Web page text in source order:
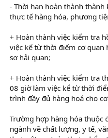
- Thời hạn hoàn thành
thực tế hàng hóa, phương
+ Hoàn thành việc kiểm tra
việc kể từ thời điểm cơ quan
sơ hải quan;
+ Hoàn thành việc kiểm tra
08 giờ làm việc kể từ thời
trình đầy đủ hàng hoá cho
Trường hợp hàng hóa thuộc
ngành về chất lượng, y tế,